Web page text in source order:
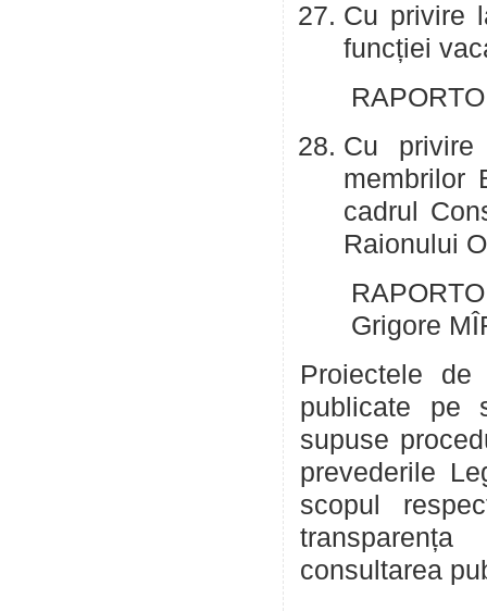
Cu privire
funcției
Cu privire
membrilor
cadrul
Raionului
Grigore
Proiectele
publicate pe
supuse
prevederile
scopul
consultarea